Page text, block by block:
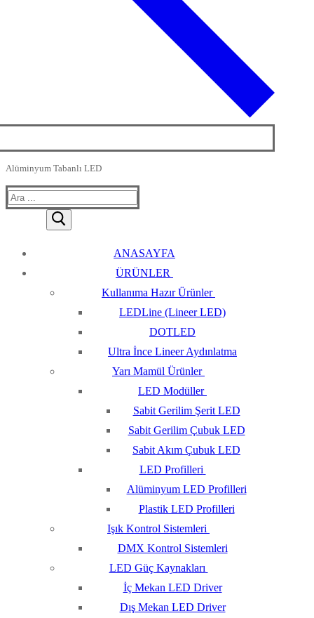
Alüminyum Tabanlı LED
Arama:
ANASAYFA
ÜRÜNLER
Kullanıma Hazır Ürünler
LEDLine (Lineer LED)
DOTLED
Ultra İnce Lineer Aydınlatma
Yarı Mamül Ürünler
LED Modüller
Sabit Gerilim Şerit LED
Sabit Gerilim Çubuk LED
Sabit Akım Çubuk LED
LED Profilleri
Alüminyum LED Profilleri
Plastik LED Profilleri
Işık Kontrol Sistemleri
DMX Kontrol Sistemleri
LED Güç Kaynakları
İç Mekan LED Driver
Dış Mekan LED Driver